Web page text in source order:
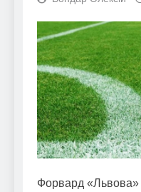
Форвард «Львова»